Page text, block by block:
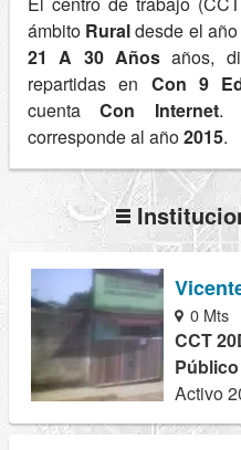
ámbito Ruraldesde el año
21 A 30 Añosaños,
repartidas en Con 9
cuentaCon Internet.
corresponde al año2015.
0 Mts
CCT
Activo